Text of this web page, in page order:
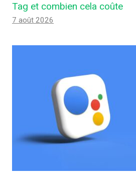
Tag et combien cela coûte
7 août 2026